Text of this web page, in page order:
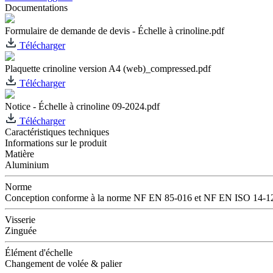
Documentations
Formulaire de demande de devis - Échelle à crinoline.pdf
Télécharger
Plaquette crinoline version A4 (web)_compressed.pdf
Télécharger
Notice - Échelle à crinoline 09-2024.pdf
Télécharger
Caractéristiques techniques
Informations sur le produit
Matière
Aluminium
Norme
Conception conforme à la norme NF EN 85-016 et NF EN ISO 14-
Visserie
Zinguée
Élément d'échelle
Changement de volée & palier